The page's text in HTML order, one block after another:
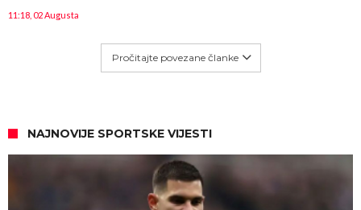
11:18, 02 Augusta
Pročitajte povezane članke
NAJNOVIJE SPORTSKE VIJESTI